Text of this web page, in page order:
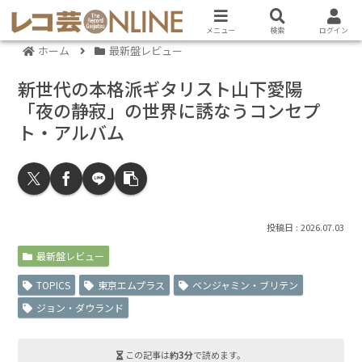
ホーム 最新盤レビュー
新世代の本格派ギタリスト山下愛陽
「夜の静寂」の世界に誘なうコンセプ
ト・アルバム
2026.07.03
最新盤レビュー
TOPICS 東京エムプラス
ベンジャミン・ブリテン
ジョン・ダウランド
この記事は約3分で読めます。
メニュー 検索 ログイン